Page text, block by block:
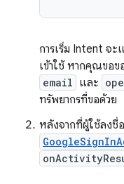
การเริ่ม Intent จ
เข้าใช้ หากคุณขอ
email และ
ทรัพยากรที่ขอด้วย
หลังจากที่ผู้ใช้ลงชื่